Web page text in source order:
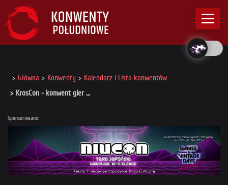
Główna Konwenty
Kalendarz i Lista konwentów
KrosCon - konwent gier …
Sponsorowane: